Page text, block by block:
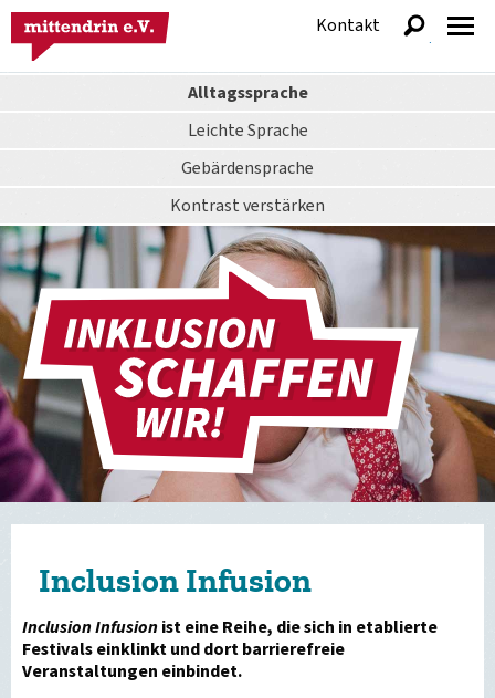
Alltagssprache
Leichte Sprache
Gebärdensprache
Kontrastverstärken
Kontakt
anzeigen
Inclusion Infusion
Inclusion Infusionist eine Reihe, die sich in etablierte
Festivals einklinkt und dort barrierefreie
Veranstaltungen einbindet.